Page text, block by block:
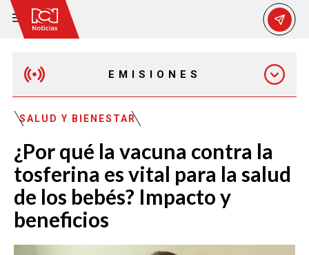
EMISIONES
EMISIÓN 12:30 PM
EMISIÓN 7:00 PM
SALUD Y BIENESTAR
¿Por qué la vacuna contra la
tosferina es vital para la salud
de los bebés? Impacto y
beneficios